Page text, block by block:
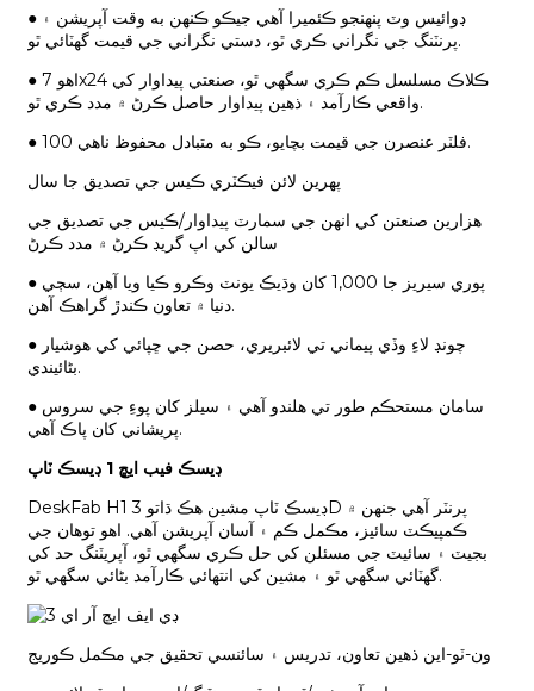
● ڊوائيس وٽ پنهنجو ڪئميرا آهي جيڪو ڪنهن به وقت آپريشن ۽
پرنٽنگ جي نگراني ڪري ٿو، دستي نگراني جي قيمت گھٽائي ٿو.
● اهو 7x24 ڪلاڪ مسلسل ڪم ڪري سگهي ٿو، صنعتي پيداوار کي
واقعي ڪارآمد ۽ ذهين پيداوار حاصل ڪرڻ ۾ مدد ڪري ٿو.
● 100 فلٽر عنصرن جي قيمت بچايو، ڪو به متبادل محفوظ ناهي.
پهرين لائن فيڪٽري ڪيس جي تصديق جا سال
هزارين صنعتن کي انهن جي سمارٽ پيداوار/ڪيس جي تصديق جي
سالن کي اپ گريڊ ڪرڻ ۾ مدد ڪرڻ
● پوري سيريز جا 1,000 کان وڌيڪ يونٽ وڪرو ڪيا ويا آهن، سڄي
دنيا ۾ تعاون ڪندڙ گراهڪ آهن.
● چونڊ لاءِ وڏي پيماني تي لائبريري، حصن جي ڇپائي کي هوشيار
بڻائيندي.
● سامان مستحڪم طور تي هلندو آهي ۽ سيلز کان پوءِ جي سروس
پريشاني کان پاڪ آهي.
ڊيسڪ فيب ايڇ 1 ڊيسڪ ٽاپ
DeskFab H1 ڊيسڪ ٽاپ مشين هڪ ڌاتو 3D پرنٽر آهي جنهن ۾
ڪمپيڪٽ سائيز، مڪمل ڪم ۽ آسان آپريشن آهي. اهو توهان جي
بجيٽ ۽ سائيٽ جي مسئلن کي حل ڪري سگهي ٿو، آپريٽنگ حد کي
گهٽائي سگهي ٿو ۽ مشين کي انتهائي ڪارآمد بڻائي سگهي ٿو.
ون-ٽو-اين ذهين تعاون، تدريس ۽ سائنسي تحقيق جي مڪمل ڪوريج